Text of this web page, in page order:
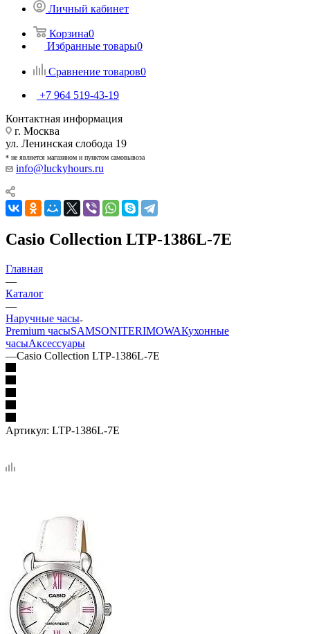
Личный кабинет
Корзина0
Избранные товары0
Сравнение товаров0
+7 964 519-43-19
Контактная информация
г. Москва
ул. Ленинская слобода 19
* не является магазином и пунктом самовывоза
info@luckyhours.ru
Casio Collection LTP-1386L-7E
Главная
—
Каталог
—
Наручные часы
Premium часыSAMSONITERIMOWAКухонные
часыАксессуары
—Casio Collection LTP-1386L-7E
Артикул: LTP-1386L-7E